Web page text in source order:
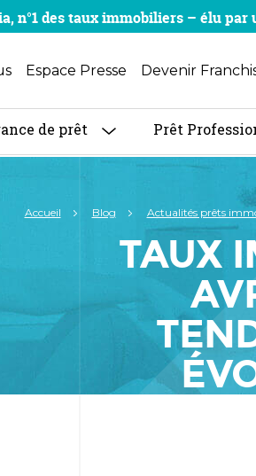
n°1 des taux immobiliers – élu par
Espace Presse Devenir
de prêt Prêt
Accueil Blog Actualités prêts
TAUX